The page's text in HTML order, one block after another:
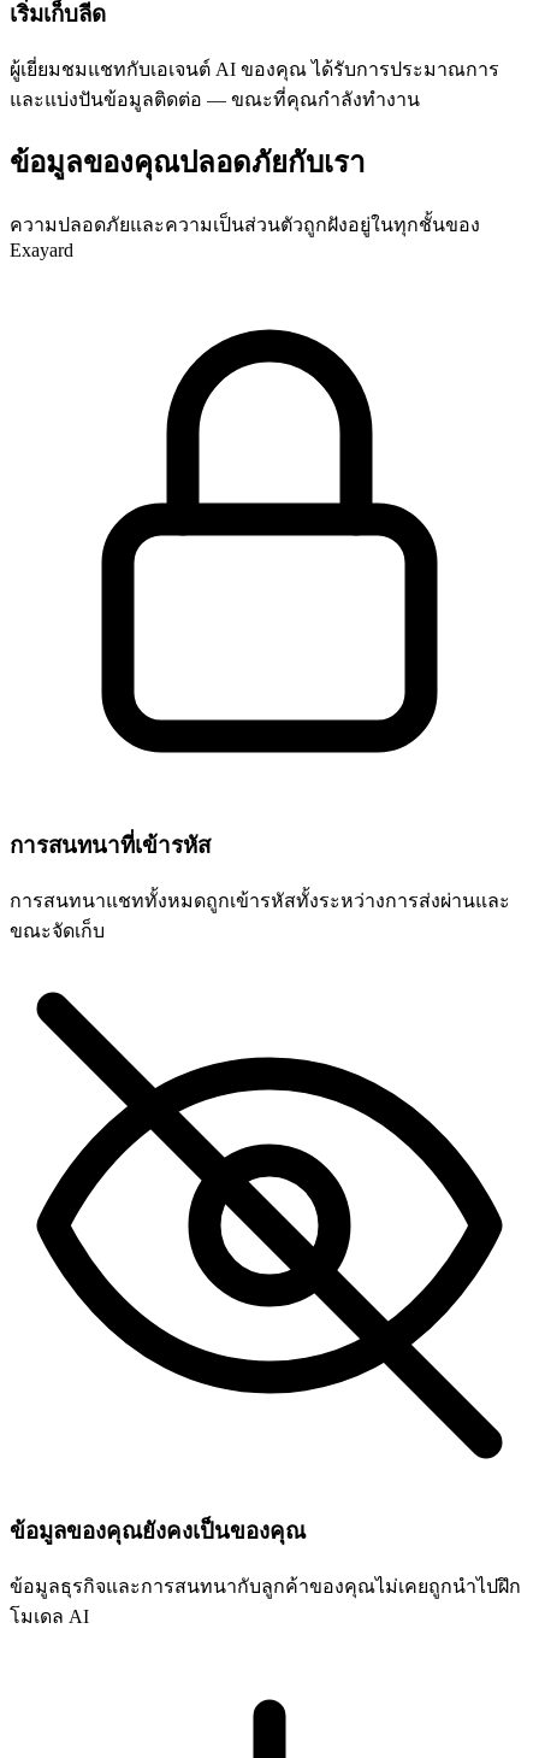
เริ่มเก็บลีด
ผู้เยี่ยมชมแชทกับเอเจนต์ AI ของคุณ ได้รับการประมาณการ
และแบ่งปันข้อมูลติดต่อ — ขณะที่คุณกำลังทำงาน
ข้อมูลของคุณปลอดภัยกับเรา
ความปลอดภัยและความเป็นส่วนตัวถูกฝังอยู่ในทุกชั้นของ
Exayard
การสนทนาที่เข้ารหัส
การสนทนาแชททั้งหมดถูกเข้ารหัสทั้งระหว่างการส่งผ่านและ
ขณะจัดเก็บ
ข้อมูลของคุณยังคงเป็นของคุณ
ข้อมูลธุรกิจและการสนทนากับลูกค้าของคุณไม่เคยถูกนำไปฝึก
โมเดล AI